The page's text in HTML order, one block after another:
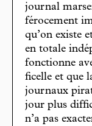
journal
férocement
qu’on existe
en totale
fonctionne
ficelle et que
journaux
jour plus
n’a pas